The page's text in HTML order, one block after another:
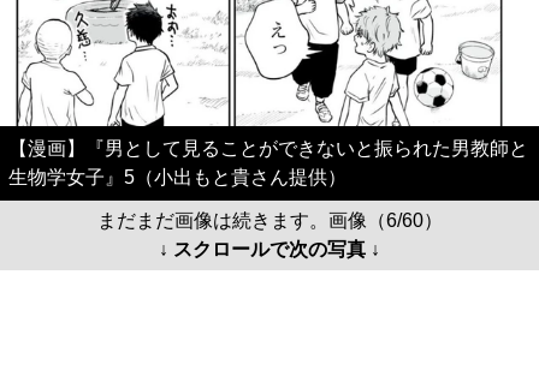
【漫画】『男として見ることができないと振られた男教師と
生物学女子』5（小出もと貴さん提供）
まだまだ画像は続きます。画像（6/60）
↓ スクロールで次の写真 ↓